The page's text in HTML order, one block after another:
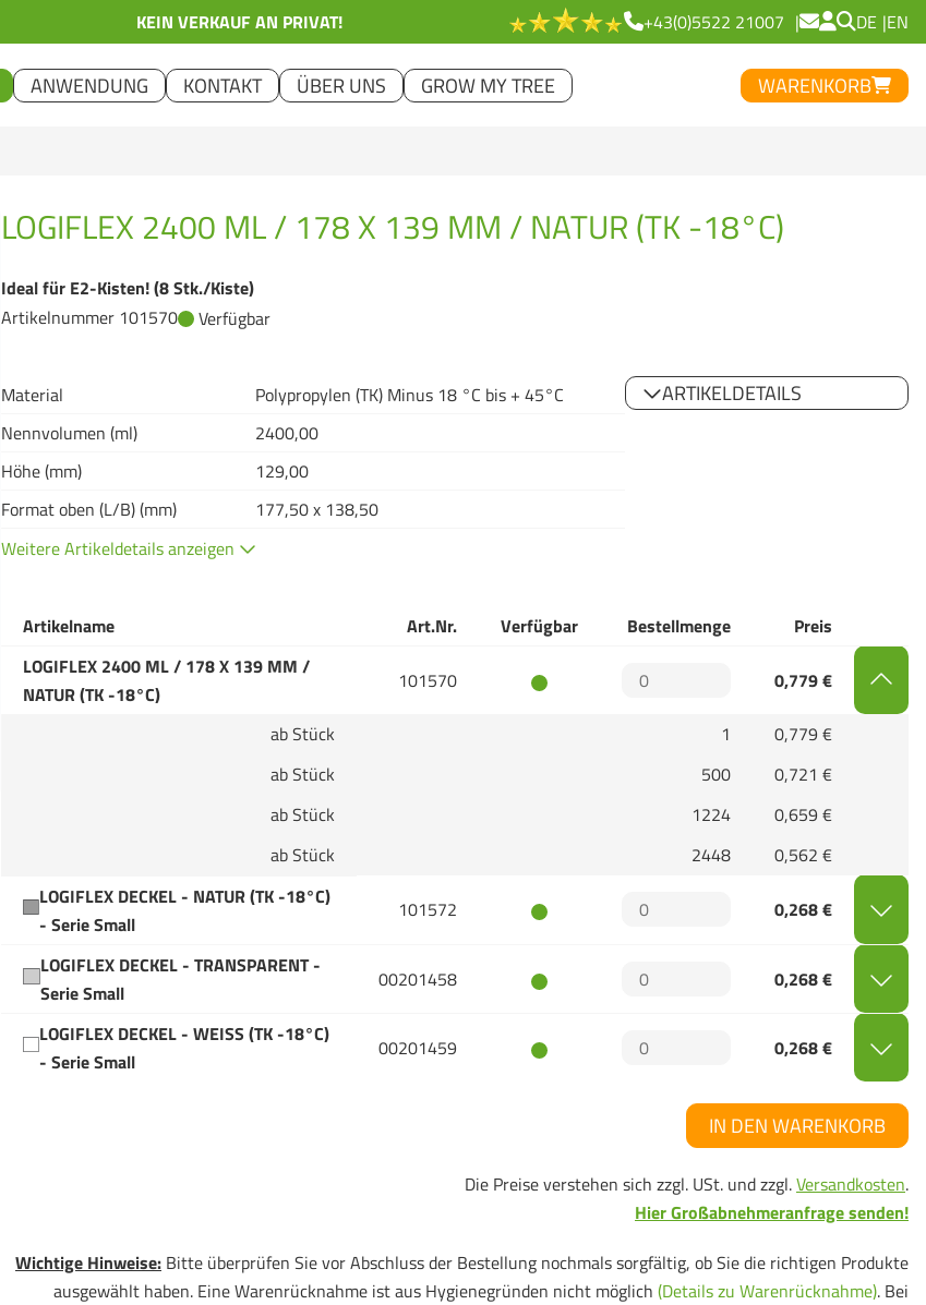
KEIN VERKAUF AN PRIVAT! +43(0)5522 21007 DE EN
ANWENDUNG KONTAKT ÜBER UNS GROW MY TREE WARENKORB
LOGIFLEX 2400 ML / 178 X 139 MM / NATUR (TK -18°C)
Ideal für E2-Kisten! (8 Stk./Kiste)
Artikelnummer 101570
Verfügbar
Material
Polypropylen (TK) Minus 18 °C bis + 45°C
Nennvolumen (ml)
2400,00
Höhe (mm)
129,00
Format oben (L/B) (mm)
177,50 x 138,50
Weitere Artikeldetails anzeigen
ARTIKELDETAILS
Artikelname Art.Nr. Verfügbar Bestellmenge
Preis
LOGIFLEX 2400 ML / 178 X 139 MM /
NATUR (TK -18°C)
101570 0,779 €
ab Stück 1
0,779 €
ab Stück
500
0,721 €
ab Stück
1224
0,659 €
ab Stück
2448
0,562 €
LOGIFLEX DECKEL - NATUR (TK -18°C)
- Serie Small
101572 0,268 €
LOGIFLEX DECKEL - TRANSPARENT -
Serie Small
00201458 0,268 €
LOGIFLEX DECKEL - WEISS (TK -18°C)
- Serie Small
00201459 0,268 €
IN DEN WARENKORB
Die Preise verstehen sich zzgl. USt. und zzgl.Versandkosten.
Hier Großabnehmeranfrage senden!
Wichtige Hinweise: Bitte überprüfen Sie vor Abschluss der Bestellung nochmals sorgfältig, ob Sie die richtigen Produkte
ausgewählt haben. Eine Warenrücknahme ist aus Hygienegründen nicht möglich (Details zu Warenrücknahme). Bei